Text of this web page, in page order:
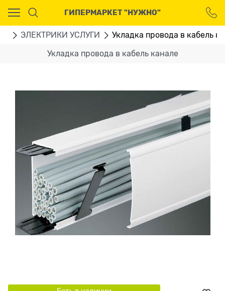
ГИПЕРМАРКЕТ "НУЖНО"
ЭЛЕКТРИКИ УСЛУГИ Укладка провода в кабель
Укладка провода в кабель канале
Ваш город - Москва,
угадали?
ДА НЕТ